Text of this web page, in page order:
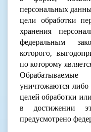
персональных
цели обработки
хранения
федеральным
которого,
по которому
уничтожаются либо
целей обработки
в достижении
предусмотрено